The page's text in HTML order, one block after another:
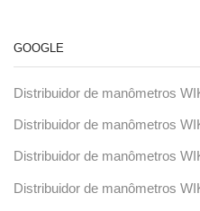
GOOGLE
Distribuidor de manômetros
Distribuidor de manômetros
Distribuidor de manômetros
Distribuidor de manômetros